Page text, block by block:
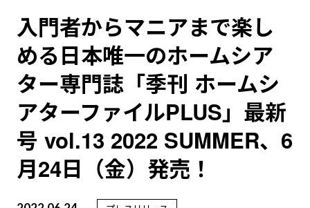
入門者からマニアまで楽し
める日本唯一のホームシア
ター専門誌「季刊 ホームシ
アターファイルPLUS」最新
号 vol.13 2022 SUMMER、6
月24日（金）発売！